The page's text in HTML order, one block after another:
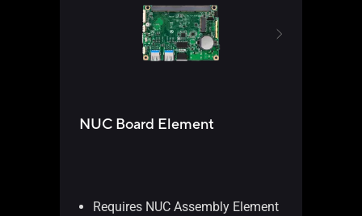
NUC Board Element
Requires NUC Assembly Element